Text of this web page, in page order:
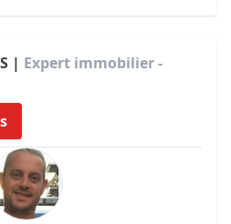
| Expert immobilier -